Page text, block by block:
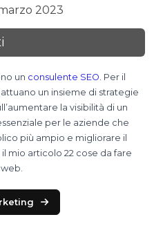
2023
un consulente SEO. Per il
un insieme di strategie
la visibilità di un
per le aziende che
più ampio e migliorare il
mio articolo 22 cose da fare